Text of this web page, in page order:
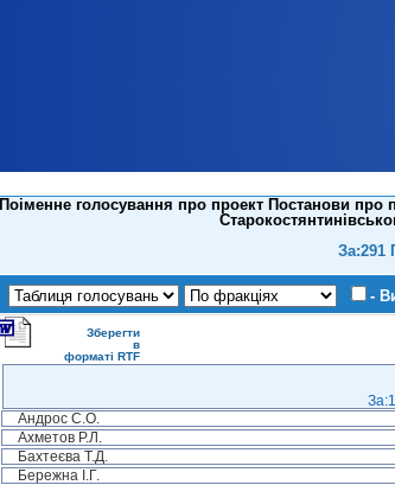
Поіменне голосування про проект Постанови про
За:291
-
Зберегти
в
форматі RTF
Андрос С.О.
Ахметов Р.Л.
Бахтеєва Т.Д.
Бережна І.Г.